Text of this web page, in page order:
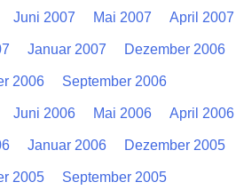
Juni 2007 Mai 2007 April 2007
Januar 2007 Dezember 2006
2006 September 2006
Juni 2006 Mai 2006 April 2006
Januar 2006 Dezember 2005
2005 September 2005